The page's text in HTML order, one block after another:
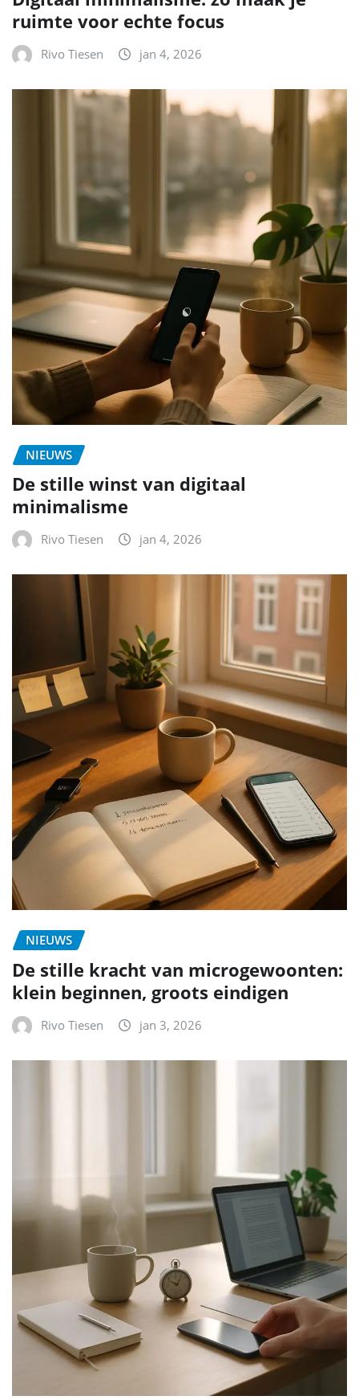
ruimte voor echte focus
Rivo Tiesen jan 4, 2026
NIEUWS
De stille winst van digitaal
minimalisme
Rivo Tiesen jan 4, 2026
NIEUWS
De stille kracht van microgewoonten:
klein beginnen, groots eindigen
Rivo Tiesen jan 3, 2026